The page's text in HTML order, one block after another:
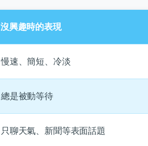
沒興趣時的表現
慢速、簡短、冷淡
總是被動等待
只聊天氣、新聞等表面話題